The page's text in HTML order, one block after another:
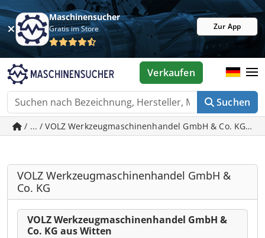
Maschinensucher
Gratis im Store Zur App
Suchen
Verkaufen
/ ... / VOLZ Werkzeugmaschinenhandel GmbH & Co. KG -
VOLZ Werkzeugmaschinenhandel GmbH &
Co. KG
VOLZ Werkzeugmaschinenhandel GmbH &
Co. KG aus Witten